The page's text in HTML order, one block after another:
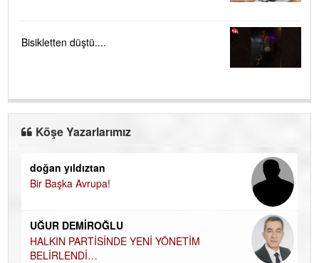
Bisikletten düştü....
Köşe Yazarlarımız
doğan yıldıztan
Bir Başka Avrupa!
UĞUR DEMİROĞLU
HALKIN PARTİSİNDE YENİ YÖNETİM
BELİRLENDİ…